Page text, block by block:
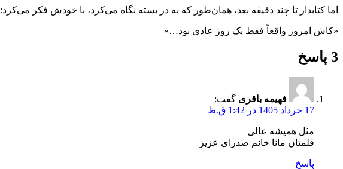
اما کتابدار تا چند دقیقه بعد، همان‌طور که به در بسته نگاه می‌کرد، با خودش فکر می‌کرد:
«کاش امروز واقعاً فقط یک روز عادی بود…»
3 پاسخ
فهیمه باقری گفت:
17 خرداد 1405 در 1:42 ق.ظ
مثل همیشه عالی
قلمتان مانا خانم صدرای عزیز
پاسخ